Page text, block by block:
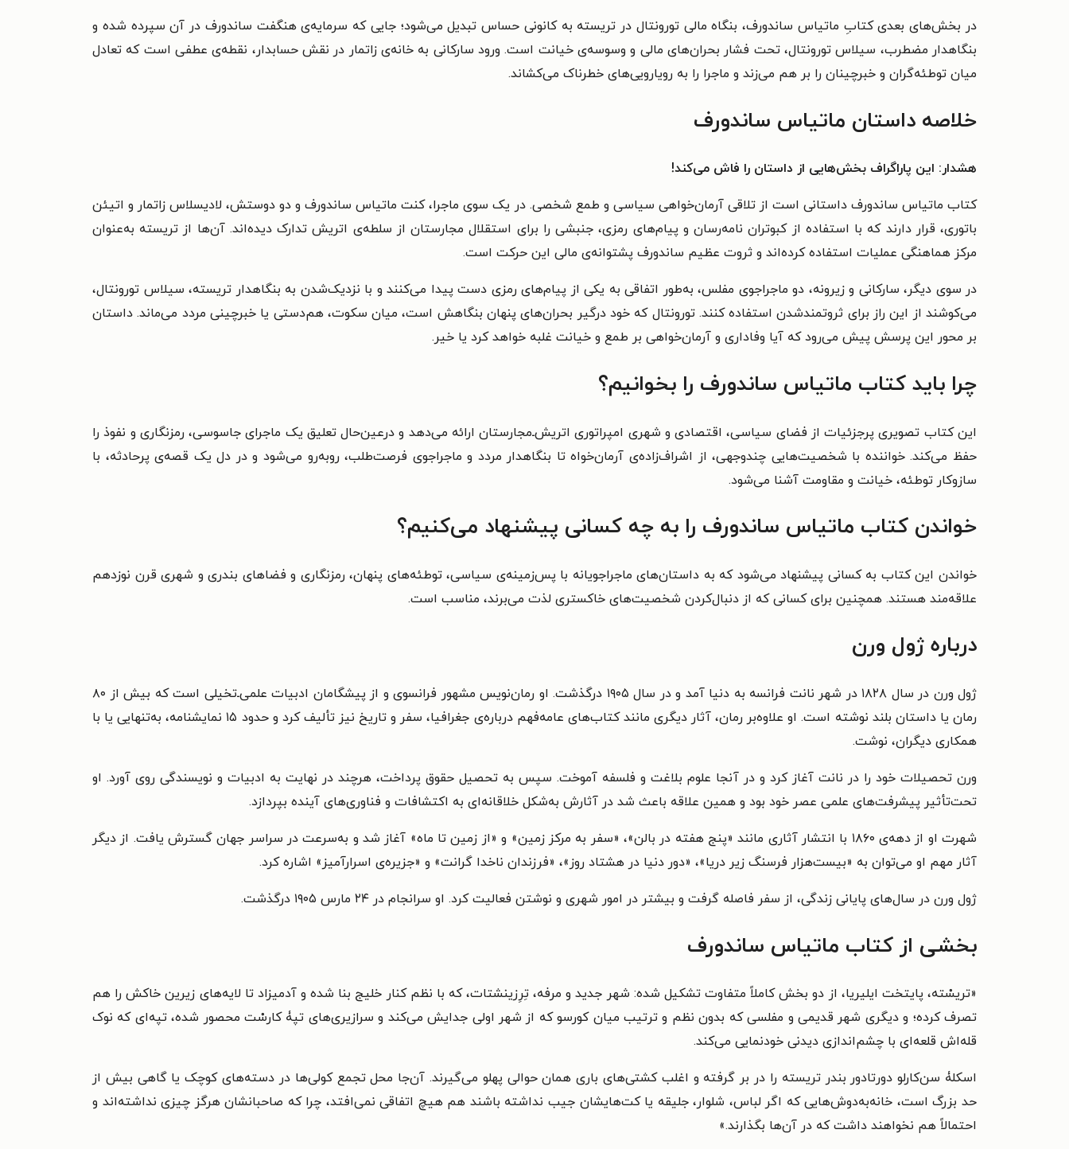
در بخش‌های بعدی کتابِ ماتیاس ساندورف، بنگاه مالی تورونتال در تریسته به کانونی حساس تبدیل می‌شود؛ جایی که سرمایه‌ی هنگفت ساندورف در آن سپرده شده و
بنگاهدار مضطرب، سیلاس تورونتال، تحت فشار بحران‌های مالی و وسوسه‌ی خیانت است. ورود سارکانی به خانه‌ی زاتمار در نقش حسابدار، نقطه‌ی عطفی است که تعادل
میان توطئه‌گران و خبرچینان را بر هم می‌زند و ماجرا را به رویارویی‌های خطرناک می‌کشاند.
خلاصه داستان ماتیاس ساندورف
هشدار: این پاراگراف بخش‌هایی از داستان را فاش می‌کند!
کتاب ماتیاس ساندورف داستانی است از تلاقی آرمان‌خواهی سیاسی و طمع شخصی. در یک سوی ماجرا، کنت ماتیاس ساندورف و دو دوستش، لادیسلاس زاتمار و اتیئن
باتوری، قرار دارند که با استفاده از کبوتران نامه‌رسان و پیام‌های رمزی، جنبشی را برای استقلال مجارستان از سلطه‌ی اتریش تدارک دیده‌اند. آن‌ها از تریسته به‌عنوان
مرکز هماهنگی عملیات استفاده کرده‌اند و ثروت عظیم ساندورف پشتوانه‌ی مالی این حرکت است.
در سوی دیگر، سارکانی و زیرونه، دو ماجراجوی مفلس، به‌طور اتفاقی به یکی از پیام‌های رمزی دست پیدا می‌کنند و با نزدیک‌شدن به بنگاهدار تریسته، سیلاس تورونتال،
می‌کوشند از این راز برای ثروتمندشدن استفاده کنند. تورونتال که خود درگیر بحران‌های پنهان بنگاهش است، میان سکوت، هم‌دستی یا خبرچینی مردد می‌ماند. داستان
بر محور این پرسش پیش می‌رود که آیا وفاداری و آرمان‌خواهی بر طمع و خیانت غلبه خواهد کرد یا خیر.
چرا باید کتاب ماتیاس ساندورف را بخوانیم؟
این کتاب تصویری پرجزئیات از فضای سیاسی، اقتصادی و شهری امپراتوری اتریش‌ـ‌مجارستان ارائه می‌دهد و درعین‌حال تعلیق یک ماجرای جاسوسی، رمزنگاری و نفوذ را
حفظ می‌کند. خواننده با شخصیت‌هایی چندوجهی، از اشراف‌زاده‌ی آرمان‌خواه تا بنگاهدار مردد و ماجراجوی فرصت‌طلب، روبه‌رو می‌شود و در دل یک قصه‌ی پرحادثه، با
سازوکار توطئه، خیانت و مقاومت آشنا می‌شود.
خواندن کتاب ماتیاس ساندورف را به چه کسانی پیشنهاد می‌کنیم؟
خواندن این کتاب به کسانی پیشنهاد می‌شود که به داستان‌های ماجراجویانه با پس‌زمینه‌ی سیاسی، توطئه‌های پنهان، رمزنگاری و فضاهای بندری و شهری قرن نوزدهم
علاقه‌مند هستند. همچنین برای کسانی که از دنبال‌کردن شخصیت‌های خاکستری لذت می‌برند، مناسب است.
درباره ژول ورن
ژول ورن در سال ۱۸۲۸ در شهر نانت فرانسه به دنیا آمد و در سال ۱۹۰۵ درگذشت. او رمان‌نویس مشهور فرانسوی و از پیشگامان ادبیات علمی‌‌ـ‌تخیلی است که بیش از ۸۰
رمان یا داستان بلند نوشته است. او علاوه‌بر رمان، آثار دیگری مانند کتاب‌های عامه‌فهم درباره‌ی جغرافیا، سفر و تاریخ نیز تألیف کرد و حدود ۱۵ نمایشنامه، به‌تنهایی یا با
همکاری دیگران، نوشت.
ورن تحصیلات خود را در نانت آغاز کرد و در آنجا علوم بلاغت و فلسفه آموخت. سپس به تحصیل حقوق پرداخت، هرچند در نهایت به ادبیات و نویسندگی روی آورد. او
تحت‌تأثیر پیشرفت‌های علمی عصر خود بود و همین علاقه باعث شد در آثارش به‌شکل خلاقانه‌ای به اکتشافات و فناوری‌های آینده بپردازد.
شهرت او از دهه‌ی ۱۸۶۰ با انتشار آثاری مانند «پنج هفته در بالن»، «سفر به مرکز زمین» و «از زمین تا ماه» آغاز شد و به‌سرعت در سراسر جهان گسترش یافت. از دیگر
آثار مهم او می‌توان به «بیست‌هزار فرسنگ زیر دریا»، «دور دنیا در هشتاد روز»، «فرزندان ناخدا گرانت» و «جزیره‌ی اسرارآمیز» اشاره کرد.
ژول ورن در سال‌های پایانی زندگی، از سفر فاصله گرفت و بیشتر در امور شهری و نوشتن فعالیت کرد. او سرانجام در ۲۴ مارس ۱۹۰۵ درگذشت.
بخشی از کتاب ماتیاس ساندورف
«تریسْته، پایتخت ایلیریا، از دو بخش کاملاً متفاوت تشکیل شده: شهر جدید و مرفه، تِرِزینشتات، که با نظم کنار خلیج بنا شده و آدمیزاد تا لایه‌های زیرین خاکش را هم
تصرف کرده؛ و دیگری شهر قدیمی و مفلسی که بدون نظم و ترتیب میان کورسو که از شهر اولی جدایش می‌کند و سرازیری‌های تپۀ کارسْت محصور شده، تپه‌ای که نوک
قله‌اش قلعه‌ای با چشم‌اندازی دیدنی خودنمایی می‌کند.
اسکلۀ سن‌کارلو دورتادور بندر تریسته را در بر گرفته و اغلب کشتی‌های باری همان حوالی پهلو می‌گیرند. آن‌جا محل تجمع کولی‌ها در دسته‌های کوچک یا گاهی بیش از
حد بزرگ است، خانه‌به‌دوش‌هایی که اگر لباس، شلوار، جلیقه یا کت‌هایشان جیب نداشته باشند هم هیچ اتفاقی نمی‌افتد، چرا که صاحبانشان هرگز چیزی نداشته‌اند و
احتمالاً هم نخواهند داشت که در آن‌ها بگذارند.»